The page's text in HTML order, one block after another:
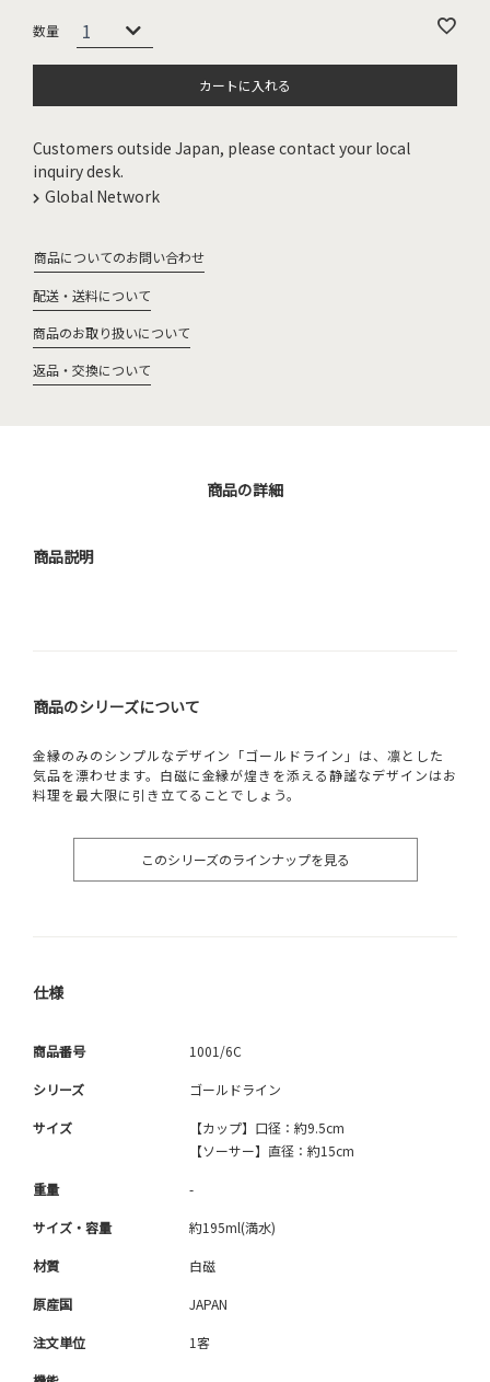
カートに入れる
Customers outside Japan, please contact your local
inquiry desk.
Global Network
商品についてのお問い合わせ
配送・送料について
商品のお取り扱いについて
返品・交換について
商品の詳細
商品説明
商品のシリーズについて
金縁のみのシンプルなデザイン「ゴールドライン」は、凛とした
気品を漂わせます。白磁に金縁が煌きを添える静謐なデザインはお
料理を最大限に引き立てることでしょう。
このシリーズのラインナップを見る
仕様
商品番号 1001/6C
シリーズ ゴールドライン
サイズ
【カップ】口径：約9.5cm
【ソーサー】直径：約15cm
重量 -
サイズ・容量 約195ml(満水)
材質 白磁
原産国 JAPAN
注文単位 1客